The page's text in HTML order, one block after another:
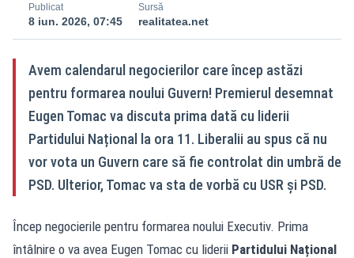
Publicat
8 iun. 2026, 07:45
Sursă
realitatea.net
Avem calendarul negocierilor care încep astăzi
pentru formarea noului Guvern! Premierul desemnat
Eugen Tomac va discuta prima dată cu liderii
Partidului Național la ora 11. Liberalii au spus că nu
vor vota un Guvern care să fie controlat din umbră de
PSD. Ulterior, Tomac va sta de vorbă cu USR și PSD.
Încep negocierile pentru formarea noului Executiv. Prima
întâlnire o va avea Eugen Tomac cu liderii Partidului Național